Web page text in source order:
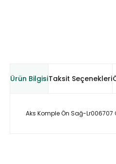
Ürün BilgisiTaksit Seçenekleri
Aks Komple Ön Sağ-